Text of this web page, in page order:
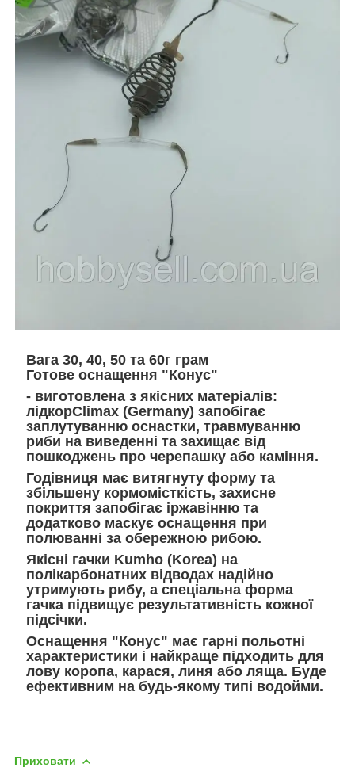
Вага 30, 40, 50 та 60г грам
Готове оснащення "Конус"
- виготовлена з якісних матеріалів:
лідкорClimax (Germany) запобігає
заплутуванню оснастки, травмуванню
риби на виведенні та захищає від
пошкоджень про черепашку або каміння.
Годівниця має витягнуту форму та
збільшену кормомісткість, захисне
покриття запобігає іржавінню та
додатково маскує оснащення при
полюванні за обережною рибою.
Якісні гачки Kumho (Korea) на
полікарбонатних відводах надійно
утримують рибу, а спеціальна форма
гачка підвищує результативність кожної
підсічки.
Оснащення "Конус" має гарні польотні
характеристики і найкраще підходить для
лову коропа, карася, линя або ляща. Буде
ефективним на будь-якому типі водойми.
Приховати